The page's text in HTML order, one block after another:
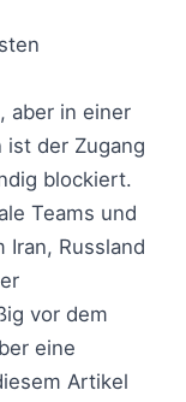
aber in einer
ist der Zugang
blockiert.
Teams und
Iran, Russland
vor dem
eine
Artikel